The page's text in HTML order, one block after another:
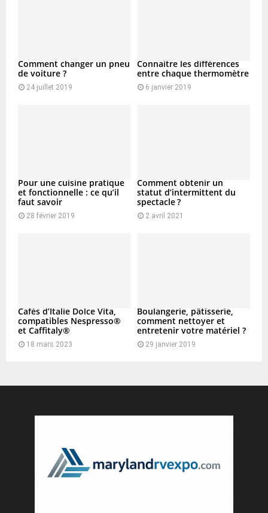
Comment changer un pneu
de voiture ?
24 juillet 2019
Connaitre les différences
entre chaque thermomètre
6 janvier 2019
Pour une cuisine pratique
et fonctionnelle : ce qu’il
faut savoir
28 février 2019
Comment obtenir un
statut d’intermittent du
spectacle ?
2 avril 2021
Cafés d’Italie Dolce Vita,
compatibles Nespresso®
et Caffitaly®
18 mars 2023
Boulangerie, pâtisserie,
comment nettoyer et
entretenir votre matériel ?
29 janvier 2019